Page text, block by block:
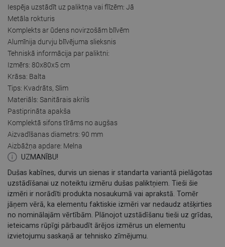
Iespēja uzstādīt uz paliktņa vai flīzēm: Jā
Metāla rokturis
Komplekts ar ūdens novirzošām blīvēm
Alumīnija durvju blīvējuma slieksnis
Tehniskā informācija par paliktni:
Izmērs: 80x80x5 cm
Krāsa: Balta
Tips: Kvadrāts, Slim
Materiāls: Sanitārais akrils
Pastiprināta apakša
Komplektā sifons tīrāms no augšas
Aizvadīšanas diametrs: 90 mm
Aizbāžņa apdare: Melna
UZMANĪBU!
Dušas kabīnes, durvis un sienas ir standarta variantā pielāgotas
uzstādīšanai uz noteiktu izmēru dušas paliktņiem. Tieši šie
izmēri ir norādīti produkta nosaukumā vai aprakstā. Tomēr
jāņem vērā, ka elementu faktiskie izmēri var nedaudz atšķirties
no nominālajām vērtībām. Plānojot uzstādīšanu tieši uz grīdas,
ieteicams rūpīgi pārbaudīt ārējos izmērus un elementu
izvietojumu saskaņā ar tehnisko zīmējumu.